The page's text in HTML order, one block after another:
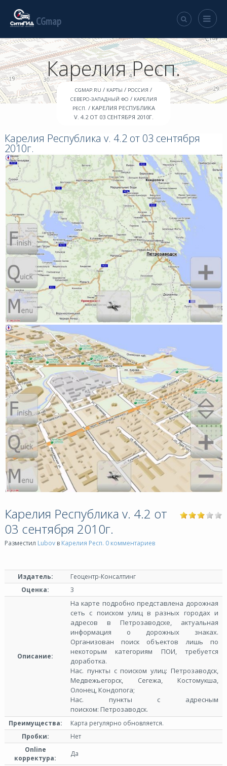
CGmap
Карелия Респ.
CGMAP.RU / КАРТЫ / РОССИЯ /
СЕВЕРО-ЗАПАДНЫЙ ФО / КАРЕЛИЯ
РЕСП. / КАРЕЛИЯ РЕСПУБЛИКА
V. 4.2 ОТ 03 СЕНТЯБРЯ 2010Г.
Карелия Республика v. 4.2 от 03 сентября
2010г.
Карелия Республика v. 4.2 от
03 сентября 2010г.
Разместил Lubov в Карелия Респ. 0 комментариев
Издатель:
Геоцентр-Консалтинг
Оценка:
3
Описание:
На карте подробно представлена дорожная
сеть с поиском улиц в разных городах и
адресов в Петрозаводске, актуальная
информация о дорожных знаках.
Организован поиск объектов лишь по
некоторым категориям ПОИ, требуется
доработка.
Нас. пункты с поиском улиц: Петрозаводск,
Медвежьегорск, Сегежа, Костомукша,
Олонец, Кондопога;
Нас. пункты с адресным
поиском: Петрозаводск.
Преимущества:
Карта регулярно обновляется.
Пробки:
Нет
Online
корректура:
Да